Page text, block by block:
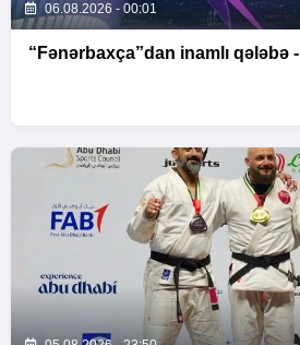
06.08.2026 - 00:01
“Fənərbaxça”dan inamlı qələbə -